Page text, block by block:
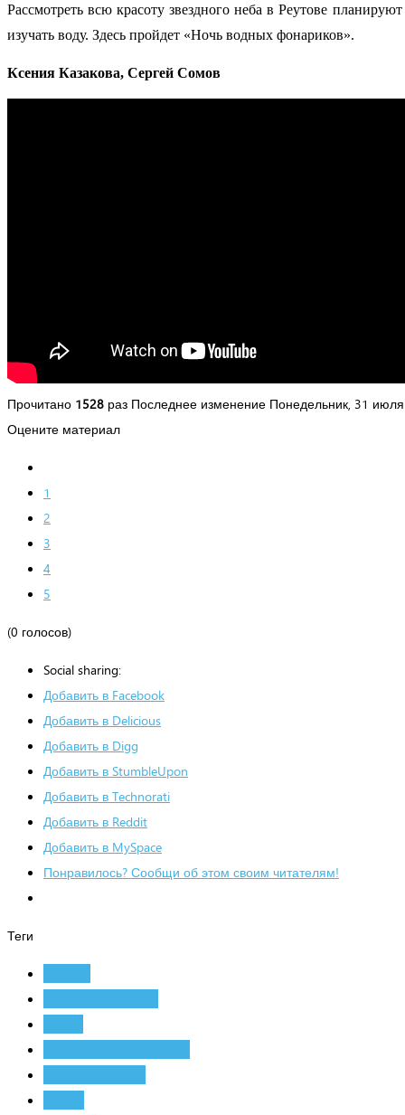
Рассмотреть всю красоту звездного неба в Реутове
изучать воду. Здесь пройдет «Ночь водных фонариков».
Ксения Казакова, Сергей Сомов
Прочитано 1528 раз Последнее изменение Понедельник, 31
Оцените материал
1
2
3
4
5
(0 голосов)
Social sharing:
Добавить в Facebook
Добавить в Delicious
Добавить в Digg
Добавить в StumbleUpon
Добавить в Technorati
Добавить в Reddit
Добавить в MySpace
Понравилось? Сообщи об этом своим читателям!
Теги